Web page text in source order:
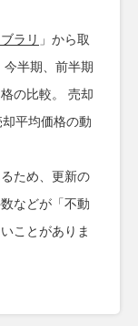
ラリ 」から取
半期、前半期
の比較。 売却
平均価格の動
ため、更新の
などが「不動
ことがありま